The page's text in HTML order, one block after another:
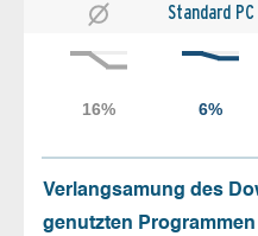
Standard PC
Verlangsamung des
genutzten Programmen